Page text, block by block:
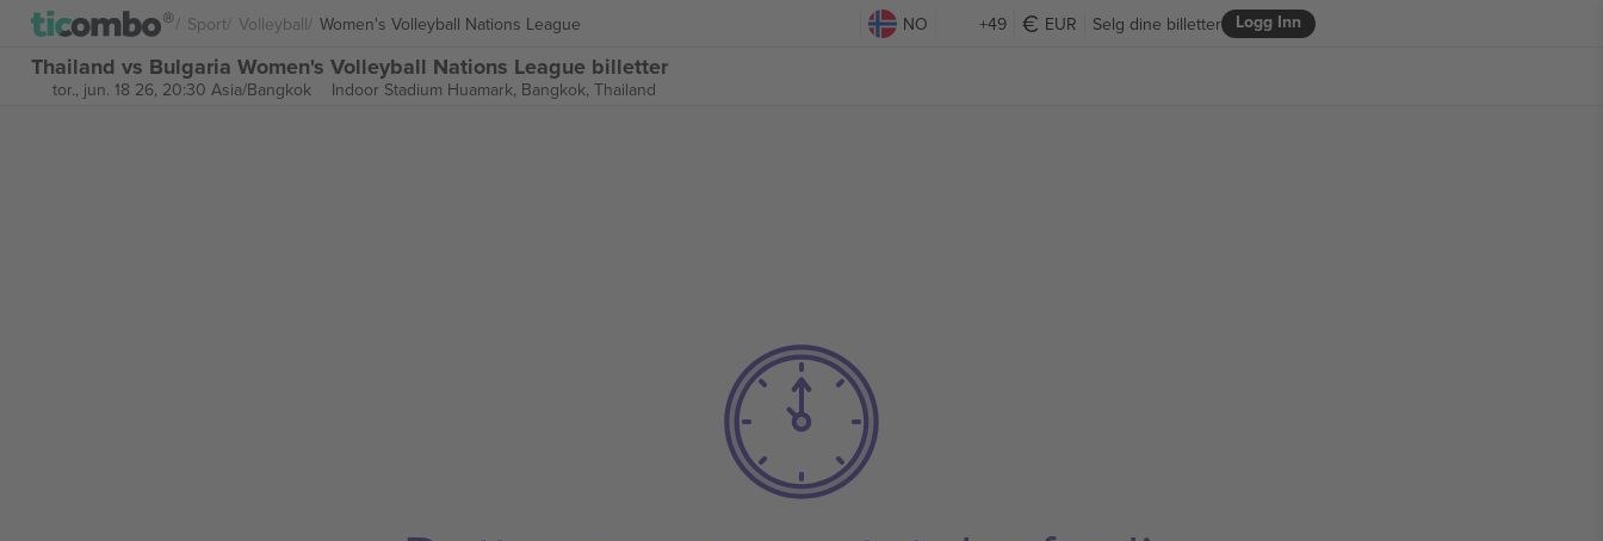
Sport Volleyball Women's Volleyball Nations League NO +49 EUR Logg Inn
Selg dine billetter
Thailand vs Bulgaria Women's Volleyball Nations League billetter
tor., jun. 18 26, 20:30 Asia/Bangkok Indoor Stadium Huamark, Bangkok, Thailand